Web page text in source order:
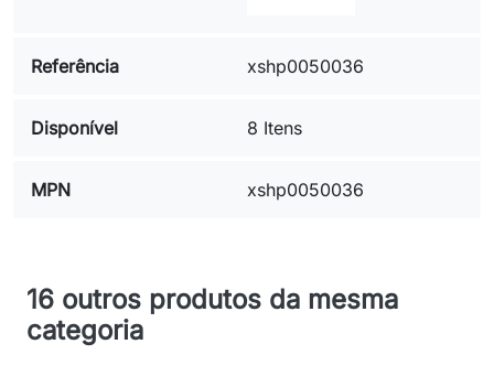
Referência xshp0050036
Disponível 8 Itens
MPN xshp0050036
16 outros produtos da mesma
categoria